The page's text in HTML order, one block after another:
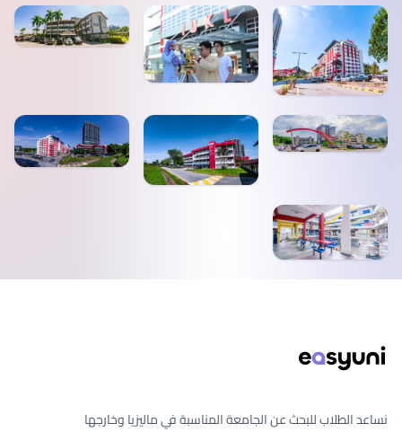
نساعد الطلاب للبحث عن الجامعة المناسبة في ماليزيا وخارجها